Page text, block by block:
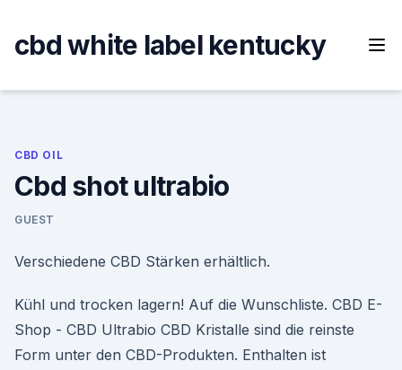
content
cbd white label kentucky
CBD OIL
Cbd shot ultrabio
GUEST
Verschiedene CBD Stärken erhältlich.
Kühl und trocken lagern! Auf die Wunschliste. CBD E-
Shop - CBD Ultrabio CBD Kristalle sind die reinste
Form unter den CBD-Produkten. Enthalten ist